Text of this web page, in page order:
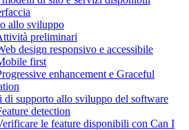
allo sviluppo
preliminari
design responsivo e accessibile
first
enhancement e Graceful
di supporto allo sviluppo del software
detection
le feature disponibili con Can I